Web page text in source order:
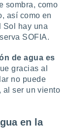
sombra, como
así como en
Sol hay una
SOFIA.
de agua es
gracias al
no puede
al ser un viento
en la